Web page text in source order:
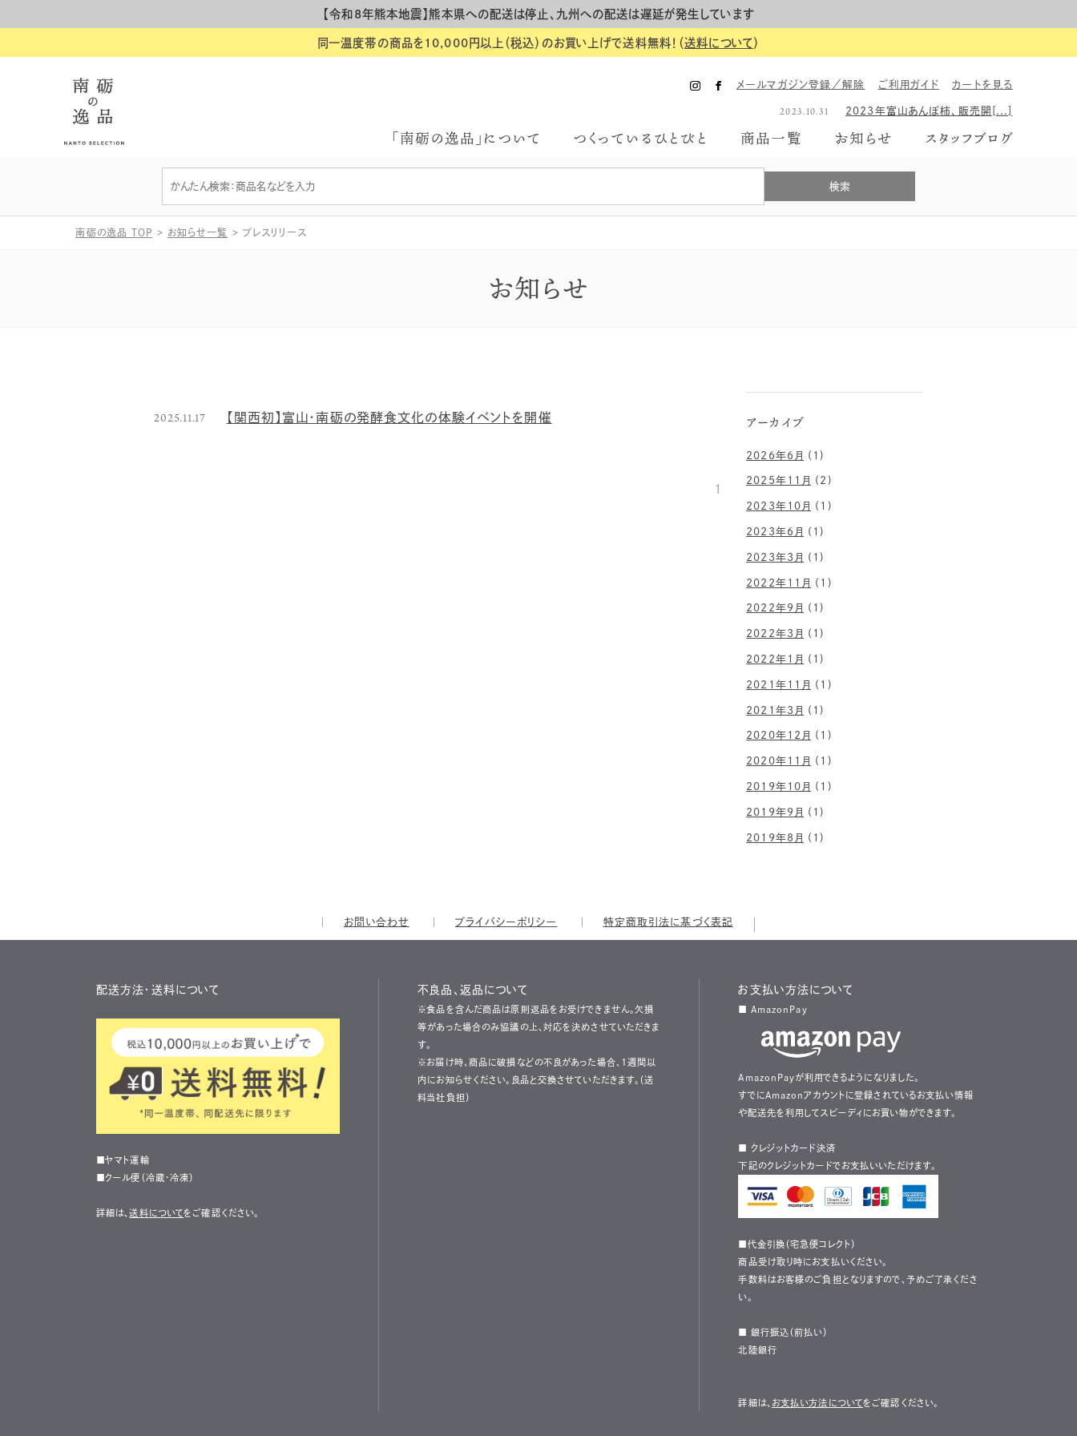
【令和8年熊本地震】熊本県への配送は停止、九州への配送は遅延が発生しています
同一温度帯の商品を10,000円以上（税込）のお買い上げで送料無料！（送料について）
メールマガジン登録／解除 ご利用ガイド カートを見る
2023.06.26 2023年のギフトボックス、は[...]
2023.10.31 2023年富山あんぽ柿、販売開[...]
2026.06.01 【イベント告知】6月7日にて富[...]
2023.06.26
「南砺の逸品」について つくっているひとびと 商品一覧 お知らせ スタッフブログ
南砺の逸品 TOP > お知らせ一覧 > プレスリリース
お知らせ
2025.11.17 【関西初】富山・南砺の発酵食文化の体験イベントを開催
1
アーカイブ
2026年6月 (1)
2025年11月 (2)
2023年10月 (1)
2023年6月 (1)
2023年3月 (1)
2022年11月 (1)
2022年9月 (1)
2022年3月 (1)
2022年1月 (1)
2021年11月 (1)
2021年3月 (1)
2020年12月 (1)
2020年11月 (1)
2019年10月 (1)
2019年9月 (1)
2019年8月 (1)
お問い合わせ プライバシーポリシー 特定商取引法に基づく表記
配送方法・送料について
■ヤマト運輸
■クール便（冷蔵・冷凍）
詳細は、送料についてをご確認ください。
不良品、返品について
※食品を含んだ商品は原則返品をお受けできません。欠損
等があった場合のみ協議の上、対応を決めさせていただきま
す。
※お届け時、商品に破損などの不良があった場合、1週間以
内にお知らせください。良品と交換させていただきます。（送
料当社負担）
お支払い方法について
■ AmazonPay
AmazonPayが利用できるようになりました。
すでにAmazonアカウントに登録されているお支払い情報
や配送先を利用してスピーディにお買い物ができます。
■ クレジットカード決済
下記のクレジットカードでお支払いいただけます。
■代金引換（宅急便コレクト）
商品受け取り時にお支払いください。
手数料はお客様のご負担となりますので、予めご了承くださ
い。
■ 銀行振込（前払い）
北陸銀行
詳細は、 お支払い方法についてをご確認ください。